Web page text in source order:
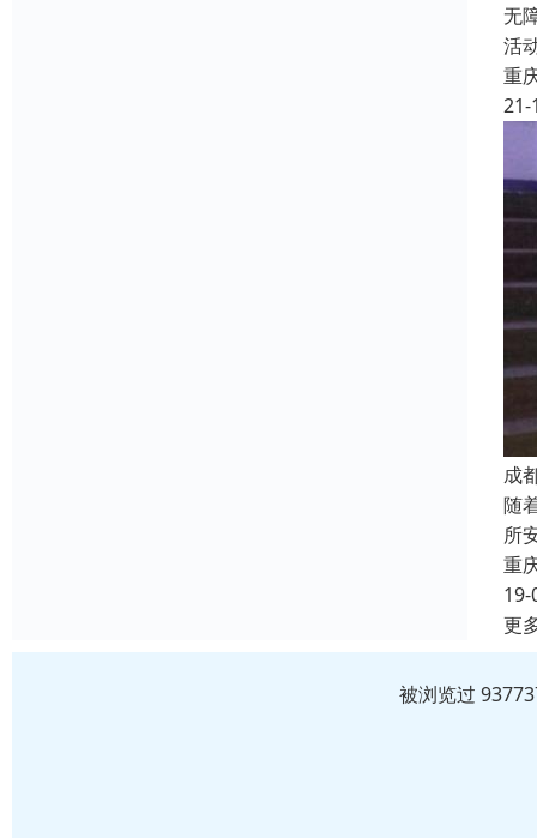
无
活
重
21-
成
随
所
重
19-
更
被浏览过